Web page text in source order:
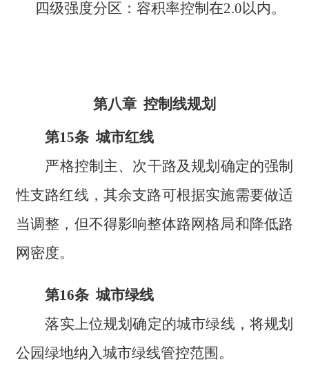
四级强度分区：容积率控制在2.0以内。
第八章 控制线规划
第15条 城市红线
严格控制主、次干路及规划确定的强制
性支路红线，其余支路可根据实施需要做适
当调整，但不得影响整体路网格局和降低路
网密度。
第16条 城市绿线
落实上位规划确定的城市绿线，将规划
公园绿地纳入城市绿线管控范围。